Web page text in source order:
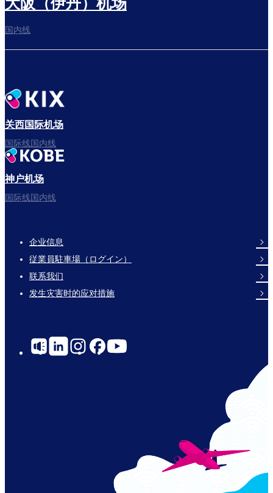
大阪（伊丹）机场
国内线
关西国际机场
国际线国内线
神户机场
国际线国内线
Footer
Links
企业信息
従業員駐車場（ログイン）
联系我们
发生灾害时的应对措施
Social